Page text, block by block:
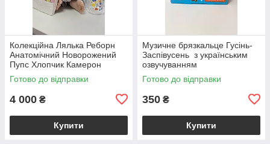
Колекційна Лялька Реборн
Анатомічний Новорожений
Пупс Хлопчик Камерон
(Вінілова Лялька) 50 см
Готово до відправки
4 000 ₴
Купити
Музичне брязкальце Гусінь-
Заспівусень з українським
озвучуванням
Готово до відправки
350 ₴
Купити